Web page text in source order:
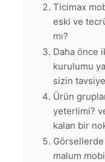
Ticimax
eski ve
mı?
Daha önce
kurulumu
sizin
Ürün
yeterlimi?
kalan bir
Görsellerde
malum